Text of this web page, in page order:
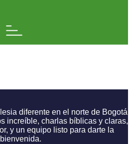
diferente en el norte de Bogotá
increíble, charlas bíblicas y claras,
y un equipo listo para darte la
bienvenida.